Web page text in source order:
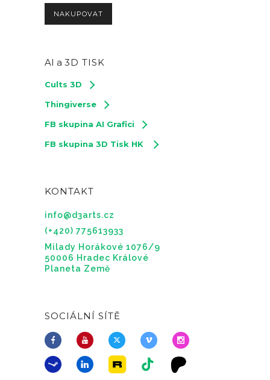
NAKUPOVAT
AI a 3D TISK
Cults 3D
Thingiverse
FB skupina AI Grafici
FB skupina 3D Tisk HK
KONTAKT
info@d3arts.cz
(+420) 775613933
Milady Horákové 1076/9
50006 Hradec Králové
Planeta Země
SOCIÁLNÍ SÍTĚ